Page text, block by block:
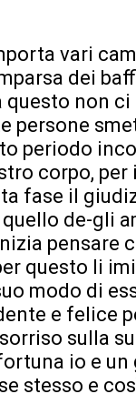
vari
dei
non ci
persone
periodo
corpo,
fase il
de-gli
pensare
questo li
modo di
e felice
sulla
io e un
stesso e